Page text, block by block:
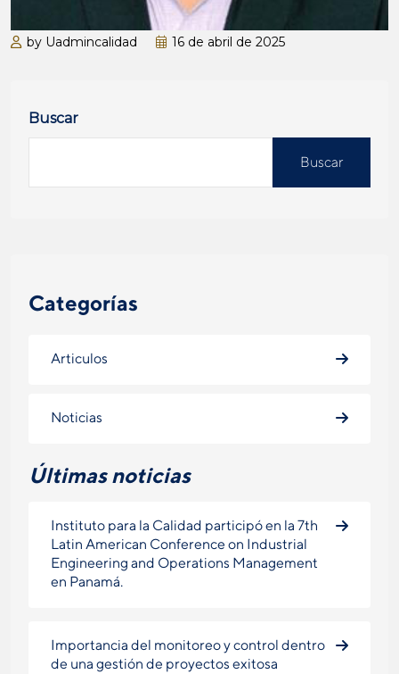
by Uadmincalidad 16 de abril de 2025
Buscar
Buscar
Categorías
Articulos
Noticias
Últimas noticias
Instituto para la Calidad participó en la 7th
Latin American Conference on Industrial
Engineering and Operations Management
en Panamá.
Importancia del monitoreo y control dentro
de una gestión de proyectos exitosa